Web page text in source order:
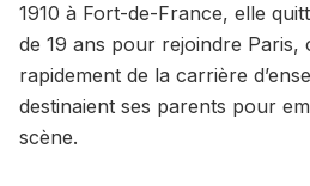
1910 à Fort-de-France, elle
de 19 ans pour rejoindre Paris,
rapidement de la carrière
destinaient ses parents pour
scène.